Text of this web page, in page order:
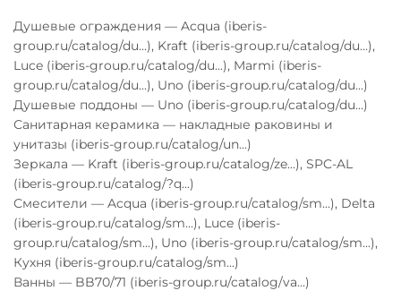
Душевые ограждения — Acqua (iberis-
group.ru/catalog/du...), Kraft (iberis-group.ru/catalog/du...),
Luce (iberis-group.ru/catalog/du...), Marmi (iberis-
group.ru/catalog/du...), Uno (iberis-group.ru/catalog/du...)
Душевые поддоны — Uno (iberis-group.ru/catalog/du...)
Санитарная керамика — накладные раковины и
унитазы (iberis-group.ru/catalog/un...)
Зеркала — Kraft (iberis-group.ru/catalog/ze...), SPC-AL
(iberis-group.ru/catalog/?q...)
Смесители — Acqua (iberis-group.ru/catalog/sm...), Delta
(iberis-group.ru/catalog/sm...), Luce (iberis-
group.ru/catalog/sm...), Uno (iberis-group.ru/catalog/sm...),
Кухня (iberis-group.ru/catalog/sm...)
Ванны — BB70/71 (iberis-group.ru/catalog/va...)